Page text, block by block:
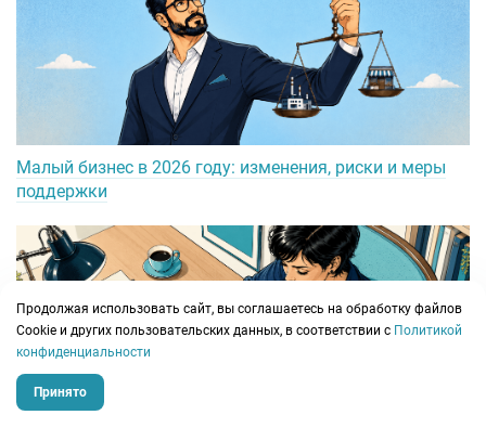
Малый бизнес в 2026 году: изменения, риски и меры
поддержки
Продолжая использовать сайт, вы соглашаетесь на обработку файлов
Сookie и других пользовательских данных, в соответствии с Политикой
конфиденциальности
Принято